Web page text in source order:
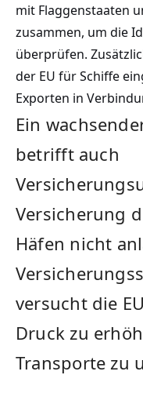
mit Flaggenstaaten
zusammen, um die
überprüfen.
der EU für Schiffe
Exporten in
Ein
betrifft auch
Versicherung
Häfen nicht
versucht die
Druck zu
Transporte zu